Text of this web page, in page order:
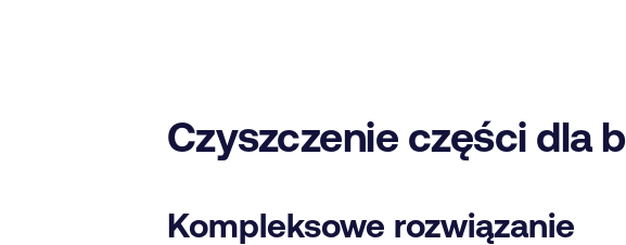
Czyszczenie części dla
Kompleksowe rozwiązanie